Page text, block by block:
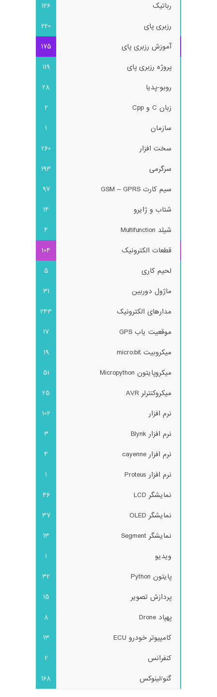
رباتیک
126
رزبری پای
220
آموزش رزبری پای
175
پروژه رزبری پای
119
روبو-پدیا
28
زبان C و Cpp
2
سازمان
1
سخت افزار
260
سرگرمی
193
سیم کارت GSM – GPRS
97
شتاب و ژایرو
14
شیلد Multifunction
4
قطعات الکترونیک
104
لحیم کاری
5
ماژول دوربین
31
مدارهای الکترونیک
243
موقعیت یاب GPS
17
میکروبیت micro:bit
19
میکروپایتون Micropython
51
میکروکنترلر AVR
25
نرم افزار
102
نرم افزار Blynk
3
نرم افزار cayenne
4
نرم افزار Proteus
1
نمایشگر LCD
46
نمایشگر OLED
37
نمایشگر Segment
13
ویدیو
1
پایتون Python
32
پردازش تصویر
15
پهپاد Drone
8
کامپیوتر خودرو ECU
13
کنفرانس
2
گنو/لینوکس
168